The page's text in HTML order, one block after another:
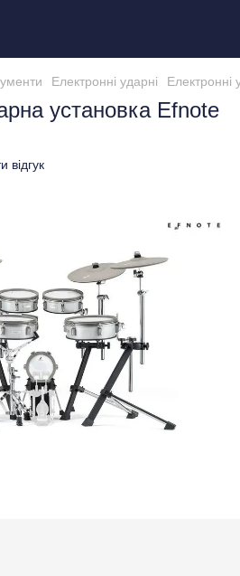
Електронні ударні Електронні
установка Efnote
відгук